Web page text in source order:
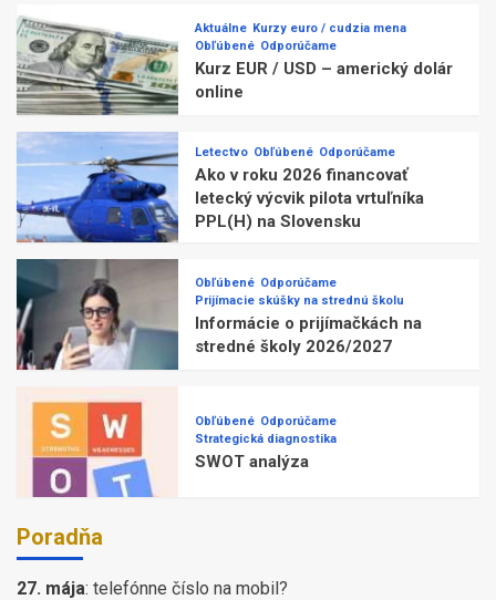
Aktuálne Kurzy euro / cudzia mena
Obľúbené Odporúčame
Kurz EUR / USD – americký dolár
online
Letectvo Obľúbené Odporúčame
Ako v roku 2026 financovať
letecký výcvik pilota vrtuľníka
PPL(H) na Slovensku
Obľúbené Odporúčame
Prijímacie skúšky na strednú školu
Informácie o prijímačkách na
stredné školy 2026/2027
Obľúbené Odporúčame
Strategická diagnostika
SWOT analýza
Poradňa
27. mája: telefónne číslo na mobil?